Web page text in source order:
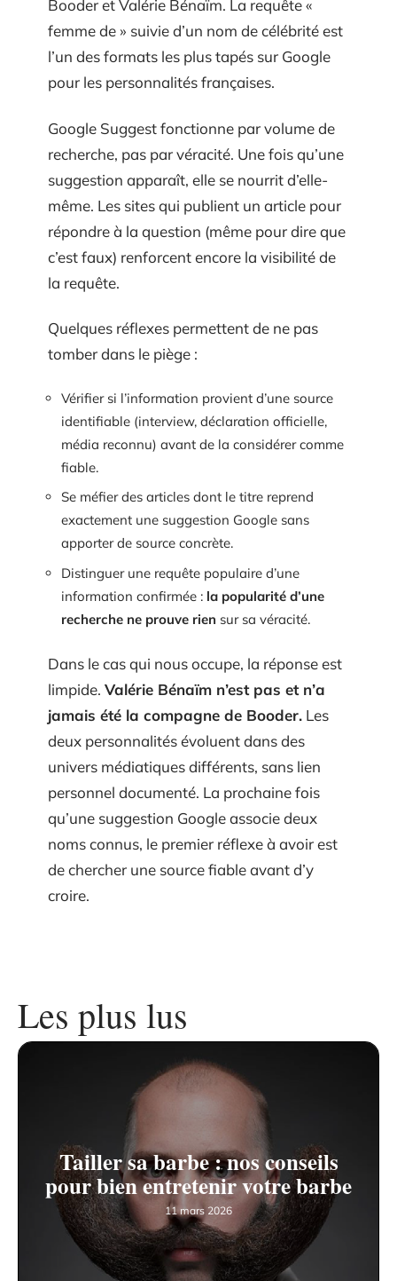
Booder et Valérie Bénaïm. La requête «
femme de » suivie d’un nom de célébrité est
l’un des formats les plus tapés sur Google
pour les personnalités françaises.
Google Suggest fonctionne par volume de
recherche, pas par véracité. Une fois qu’une
suggestion apparaît, elle se nourrit d’elle-
même. Les sites qui publient un article pour
répondre à la question (même pour dire que
c’est faux) renforcent encore la visibilité de
la requête.
Quelques réflexes permettent de ne pas
tomber dans le piège :
Vérifier si l’information provient d’une source
identifiable (interview, déclaration officielle,
média reconnu) avant de la considérer comme
fiable.
Se méfier des articles dont le titre reprend
exactement une suggestion Google sans
apporter de source concrète.
Distinguer une requête populaire d’une
information confirmée : la popularité d’une
recherche ne prouve rien sur sa véracité.
Dans le cas qui nous occupe, la réponse est
limpide. Valérie Bénaïm n’est pas et n’a
jamais été la compagne de Booder. Les
deux personnalités évoluent dans des
univers médiatiques différents, sans lien
personnel documenté. La prochaine fois
qu’une suggestion Google associe deux
noms connus, le premier réflexe à avoir est
de chercher une source fiable avant d’y
croire.
Les plus lus
Tailler sa barbe : nos conseils
pour bien entretenir votre barbe
11 mars 2026